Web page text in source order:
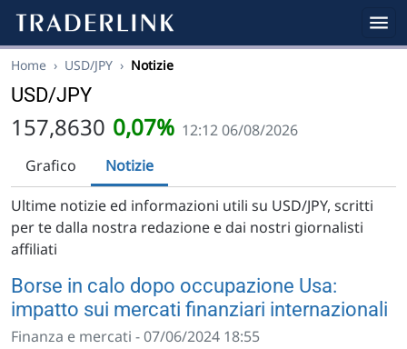
Home › USD/JPY › Notizie
USD/JPY
157,8630 0,07% 12:12 06/08/2026
Grafico
Notizie
Ultime notizie ed informazioni utili su USD/JPY, scritti
per te dalla nostra redazione e dai nostri giornalisti
affiliati
Borse in calo dopo occupazione Usa:
impatto sui mercati finanziari internazionali
Finanza e mercati - 07/06/2024 18:55